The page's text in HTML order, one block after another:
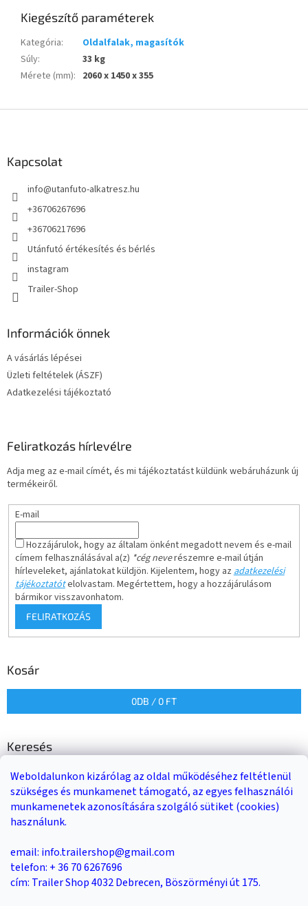
Weboldalunkon kizárólag az oldal működéséhez feltétlenül
szükséges és munkamenet támogató, az egyes felhasználói
munkamenetek azonosítására szolgáló sütiket (cookies)
használunk.
email: info.trailershop@gmail.com
telefon: + 36 70 6267696
cím: Trailer Shop 4032 Debrecen, Böszörményi út 175.
Kiegészítő paraméterek
Kategória:
Oldalfalak, magasítók
Súly:
33 kg
Mérete (mm): 2060 x 1450 x 355
Kapcsolat
info@utanfuto-alkatresz.hu
+36706267696
+36706217696
Utánfutó értékesítés és bérlés
instagram
Trailer-Shop
Információk önnek
A vásárlás lépései
Üzleti feltételek (ÁSZF)
Adatkezelési tájékoztató
Feliratkozás hírlevélre
Adja meg az e-mail címét, és mi tájékoztatást küldünk webáruházunk új
termékeiről.
E-mail
Hozzájárulok, hogy az általam önként megadott nevem és e-mail
címem felhasználásával a(z) *cég neverészemre e-mail útján
hírleveleket, ajánlatokat küldjön. Kijelentem, hogy azadatkezelési
tájékoztatótelolvastam. Megértettem, hogy a hozzájárulásom
bármikor visszavonhatom.
FELIRATKOZÁS
Kosár
0DB / 0 FT
Keresés
KERESÉS